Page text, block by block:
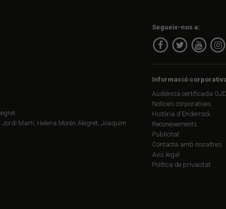
Martí, Helena Morén Alegret, Joaquim
Segueix-nos a:
Informació
Audiència certificada OJD
Notícies corporatives
Història d'Enderrock
Reconeixements
Publicitat
Contacta amb nosaltres
Avís legal
Política de privacitat